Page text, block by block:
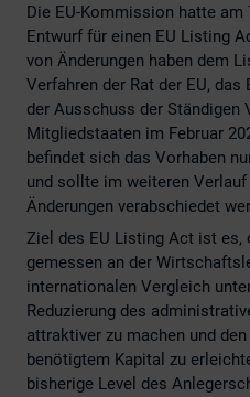
Die EU-Kommission hatte am
Entwurf für einen EU Listing
von Änderungen haben dem
Verfahren der Rat der EU,
der Ausschuss der Ständigen
Mitgliedstaaten im Februar
befindet sich das Vorhaben
und sollte im weiteren
Änderungen verabschiedet
Ziel des EU Listing Act ist es,
gemessen an der
internationalen Vergleich
Reduzierung des
attraktiver zu machen und
benötigtem Kapital zu
bisherige Level des